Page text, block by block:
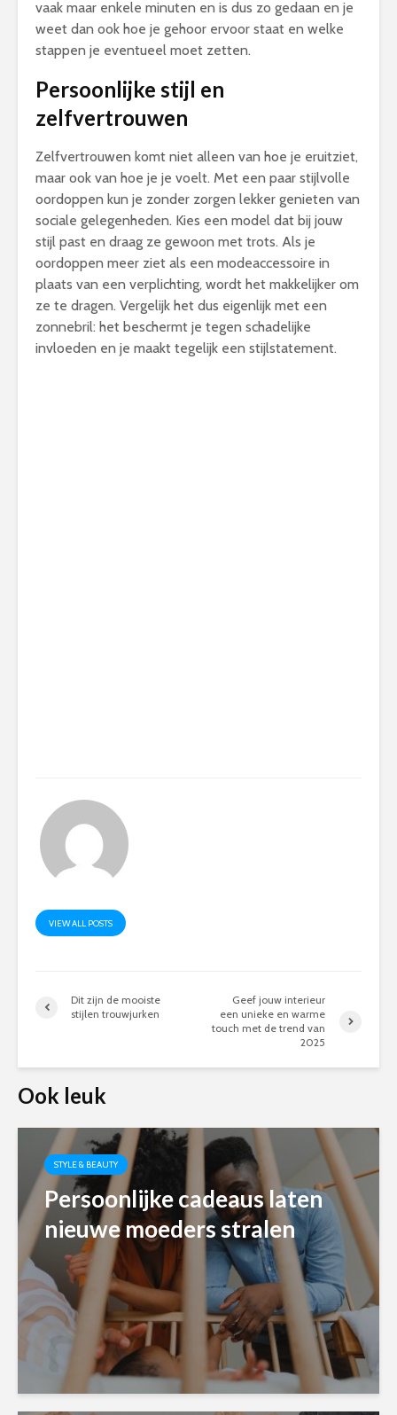
vaak maar enkele minuten en is dus zo gedaan en je
weet dan ook hoe je gehoor ervoor staat en welke
stappen je eventueel moet zetten.
Persoonlijke stijl en
zelfvertrouwen
Zelfvertrouwen komt niet alleen van hoe je eruitziet,
maar ook van hoe je je voelt. Met een paar stijlvolle
oordoppen kun je zonder zorgen lekker genieten van
sociale gelegenheden. Kies een model dat bij jouw
stijl past en draag ze gewoon met trots. Als je
oordoppen meer ziet als een modeaccessoire in
plaats van een verplichting, wordt het makkelijker om
ze te dragen. Vergelijk het dus eigenlijk met een
zonnebril: het beschermt je tegen schadelijke
invloeden en je maakt tegelijk een stijlstatement.
VIEW ALL POSTS
Dit zijn de mooiste
stijlen trouwjurken
Geef jouw interieur
een unieke en warme
touch met de trend van
2025
Ook leuk
STYLE & BEAUTY
Persoonlijke cadeaus laten
nieuwe moeders stralen